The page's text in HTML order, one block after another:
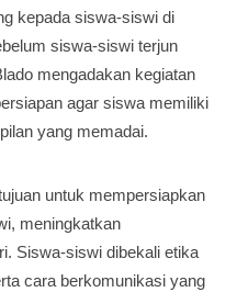
kepada siswa-siswi di
siswa-siswi terjun
mengadakan kegiatan
agar siswa memiliki
yang memadai.
untuk mempersiapkan
meningkatkan
Siswa-siswi dibekali etika
cara berkomunikasi yang